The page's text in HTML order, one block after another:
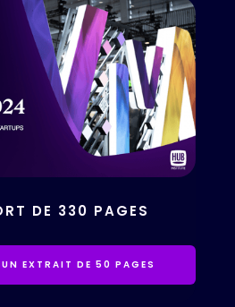
DE 330 PAGES
UN EXTRAIT DE 50 PAGES